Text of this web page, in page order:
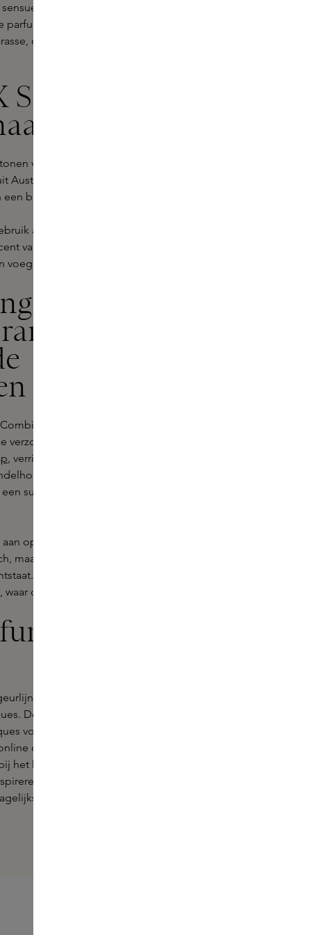
is? Essential Parfums
Natalie Gracia Cetto.
de wereldhoofdstad van
van
van bittere sinaasappel uit
Australië. Het resultaat is een
blijvende indruk achterlaat.
als speciale gelegenheden,
van je persoonlijke stijl. Laat je
een hint elegantie toe aan je
met
X
dan het verfijnde
verzorgingslijn. Begin je dag met
, verrijkt met dezelfde
Deze zeep reinigt niet
subtiele geur die de perfecte
aan op je polsen en hals. Dit
maar wordt versterkt door het
Met deze complete
de dag je ook brengt.
Orange
Orange x Santal van Essential
Deze collectie omvat parfum,
voor een persoonlijke ervaring
contact opnemen met onze
het kiezen van het perfecte
door Orange X Santal en
routine.